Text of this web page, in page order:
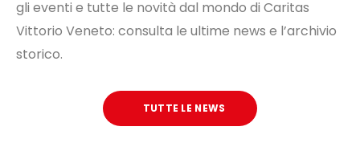
gli eventi e tutte le novità dal mondo di Caritas
Vittorio Veneto: consulta le ultime news e l’archivio
storico.
TUTTE LE NEWS